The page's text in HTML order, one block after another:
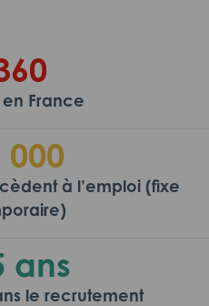
France
000
à l’emploi (fixe
ans
le recrutement